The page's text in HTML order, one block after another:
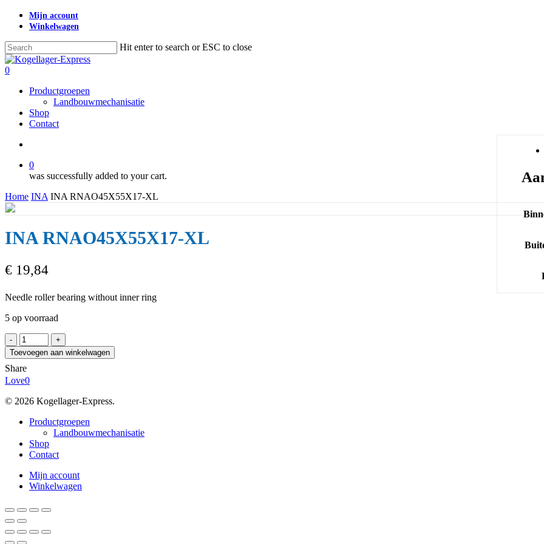
Skip
content
Mijn account
Winkelwagen
Hit enter to search or ESC to close
Close
Search
search
0
Productgroepen
Landbouwmechanisatie
Shop
Contact
0
was successfully added to your cart.
Home INA INA RNAO45X55X17-XL
INA RNAO45X55X17-XL
€ 19,84
Needle roller bearing without inner ring
5 op voorraad
INA
RNAO45X55X17-
XL
aantal
Toevoegen aan winkelwagen
Share
Love0
© 2026 Kogellager-Express.
Close
Productgroepen
Landbouwmechanisatie
Shop
Contact
Mijn account
Winkelwagen